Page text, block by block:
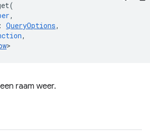
(
,
: QueryOptions,
,
>
raam weer.